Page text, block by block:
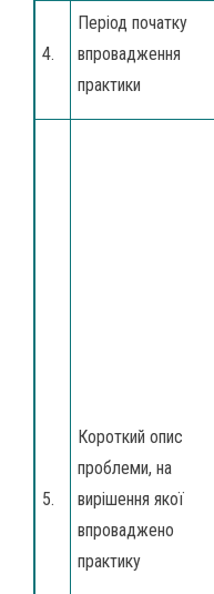
4.
Період початку
впровадження
практики
5.
Короткий опис
проблеми, на
вирішення якої
впроваджено
практику